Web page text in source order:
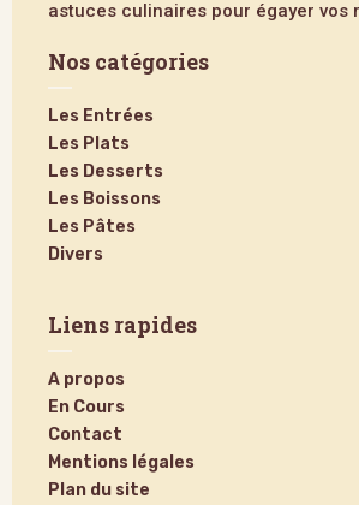
astuces culinaires pour égayer vos
Nos catégories
Les Entrées
Les Plats
Les Desserts
Les Boissons
Les Pâtes
Divers
Liens rapides
A propos
En Cours
Contact
Mentions légales
Plan du site